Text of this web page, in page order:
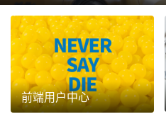
前端用户中心